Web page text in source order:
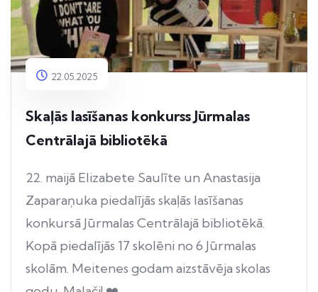
22.05.2025
Skaļās lasīšanas konkurss Jūrmalas
Centrālajā bibliotēkā
22. maijā Elizabete Saulīte un Anastasija
Zaparaņuka piedalījās skaļās lasīšanas
konkursā Jūrmalas Centrālajā bibliotēkā.
Kopā piedalījās 17 skolēni no 6 Jūrmalas
skolām. Meitenes godam aizstāvēja skolas